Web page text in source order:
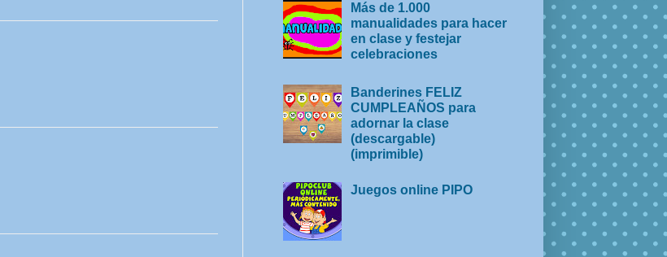
Más de 1.000
manualidades para hacer
en clase y festejar
celebraciones
Banderines FELIZ
CUMPLEAÑOS para
adornar la clase
(descargable)
(imprimible)
Juegos online PIPO